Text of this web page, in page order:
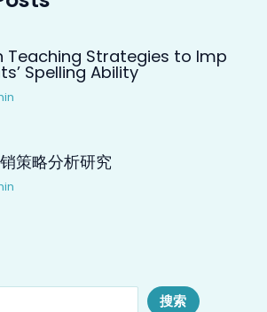
搜索
Teaching Strategies to Imp
Spelling Ability
策略分析研究